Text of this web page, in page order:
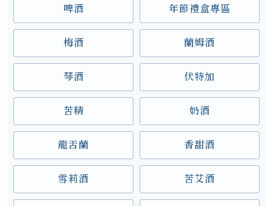
啤酒 年節禮盒專區
梅酒 蘭姆酒
琴酒 伏特加
苦精 奶酒
龍舌蘭 香甜酒
雪莉酒 苦艾酒